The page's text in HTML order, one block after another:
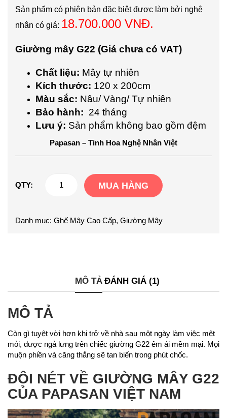
Sản phẩm có phiên bản đặc biệt được làm bởi nghệ
nhân có giá: 18.700.000 VNĐ.
Giường mây G22 (Giá chưa có VAT)
Chất liệu: Mây tự nhiên
Kích thước: 120 x 200cm
Màu sắc: Nâu/ Vàng/ Tự nhiên
Bảo hành: 24 tháng
Lưu ý: Sản phẩm không bao gồm đệm
Papasan – Tinh Hoa Nghệ Nhân Việt
QTY:
Giường
MUA HÀNG
Danh mục: Ghế Mây Cao Cấp, Giường Mây
MÔ TẢ ĐÁNH GIÁ (1)
MÔ TẢ
Còn gì tuyệt vời hơn khi trở về nhà sau một ngày làm việc mệt
mỏi, được ngả lưng trên chiếc giường G22 êm ái mềm mại. Mọi
muộn phiền và căng thẳng sẽ tan biến trong phút chốc.
ĐÔI NÉT VỀ GIƯỜNG MÂY G22
CỦA PAPASAN VIỆT NAM